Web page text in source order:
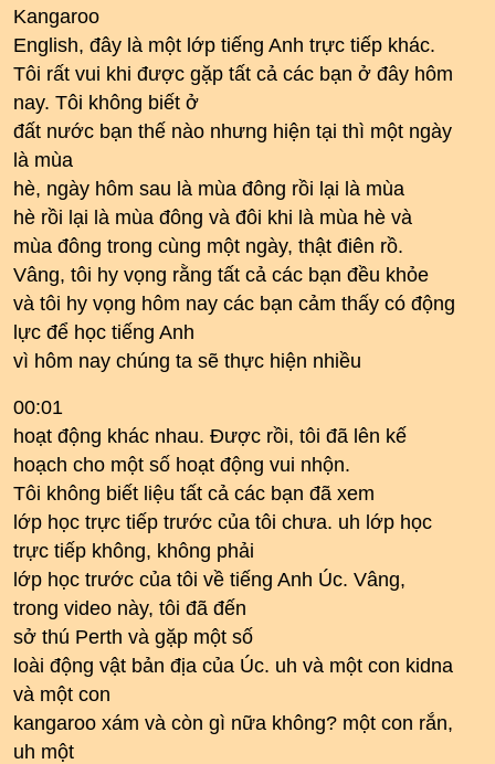
Kangaroo
English, đây là một lớp tiếng Anh trực tiếp khác.
Tôi rất vui khi được gặp tất cả các bạn ở đây hôm
nay. Tôi không biết ở
đất nước bạn thế nào nhưng hiện tại thì một ngày
là mùa
hè, ngày hôm sau là mùa đông rồi lại là mùa
hè rồi lại là mùa đông và đôi khi là mùa hè và
mùa đông trong cùng một ngày, thật điên rồ.
Vâng, tôi hy vọng rằng tất cả các bạn đều khỏe
và tôi hy vọng hôm nay các bạn cảm thấy có động
lực để học tiếng Anh
vì hôm nay chúng ta sẽ thực hiện nhiều
00:01
hoạt động khác nhau. Được rồi, tôi đã lên kế
hoạch cho một số hoạt động vui nhộn.
Tôi không biết liệu tất cả các bạn đã xem
lớp học trực tiếp trước của tôi chưa. uh lớp học
trực tiếp không, không phải
lớp học trước của tôi về tiếng Anh Úc. Vâng,
trong video này, tôi đã đến
sở thú Perth và gặp một số
loài động vật bản địa của Úc. uh và một con kidna
và một con
kangaroo xám và còn gì nữa không? một con rắn,
uh một